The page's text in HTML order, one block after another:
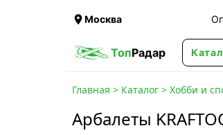
Москва
ТопРадар
Главная > Каталог > Хобби и
Арбалеты